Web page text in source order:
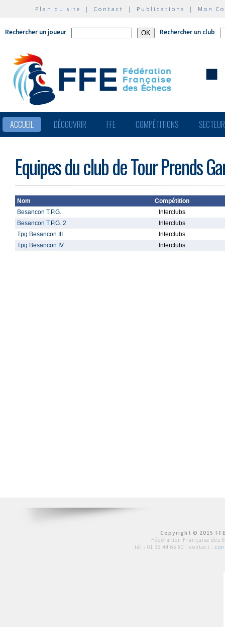
Plan du site | Contact | Publications | Mon
Rechercher un joueur Rechercher un club
ACCUEIL DÉCOUVRIR FFE COMPÉTITIONS
Equipes du club de Tour Prends
Nom
Compétition
Besancon T.P.G.
Interclubs
Besancon T.P.G. 2
Interclubs
Tpg Besancon III
Interclubs
Tpg Besancon IV
Interclubs
Copyright © 2015
Fédération Française des
tél : 01 39 44 65 80 | contact :